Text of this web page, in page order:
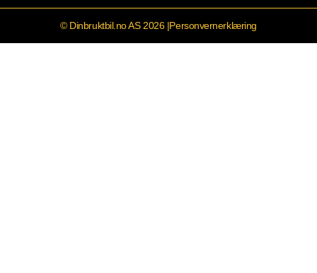
© Dinbruktbil.no AS 2026 |Personvernerklæring